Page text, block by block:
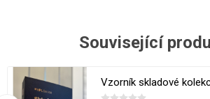
Související
Vzorník skladové